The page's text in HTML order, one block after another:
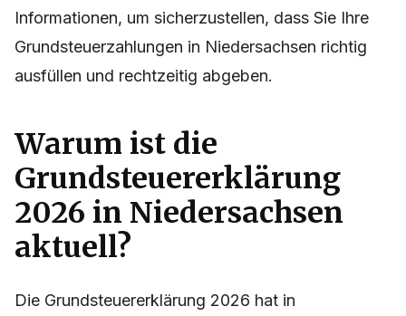
Informationen, um sicherzustellen, dass Sie Ihre
Grundsteuerzahlungen in Niedersachsen richtig
ausfüllen und rechtzeitig abgeben.
Warum ist die
Grundsteuererklärung
2026 in Niedersachsen
aktuell?
Die Grundsteuererklärung 2026 hat in